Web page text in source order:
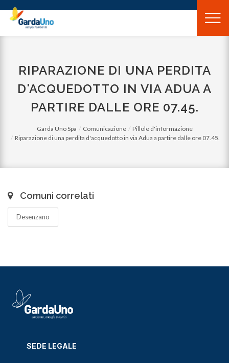
Gardauno
Spa
RIPARAZIONE DI UNA PERDITA
D'ACQUEDOTTO IN VIA ADUA A
PARTIRE DALLE ORE 07.45.
Garda Uno Spa Comunicazione
Pillole d'informazione
Riparazione di una perdita d'acquedotto in via Adua a partire dalle ore 07.45.
Comuni correlati
Desenzano
SEDE LEGALE